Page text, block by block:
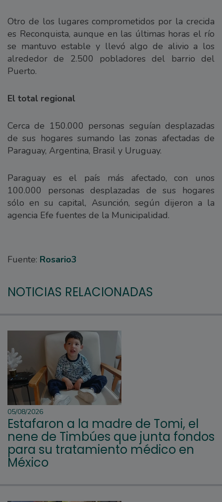
Otro de los lugares comprometidos por la crecida
es Reconquista, aunque en las últimas horas el río
se mantuvo estable y llevó algo de alivio a los
alrededor de 2.500 pobladores del barrio del
Puerto.
El total regional
Cerca de 150.000 personas seguían desplazadas
de sus hogares sumando las zonas afectadas de
Paraguay, Argentina, Brasil y Uruguay.
Paraguay es el país más afectado, con unos
100.000 personas desplazadas de sus hogares
sólo en su capital, Asunción, según dijeron a la
agencia Efe fuentes de la Municipalidad.
Fuente: Rosario3
NOTICIAS RELACIONADAS
05/08/2026
Estafaron a la madre de Tomi, el
nene de Timbúes que junta fondos
para su tratamiento médico en
México